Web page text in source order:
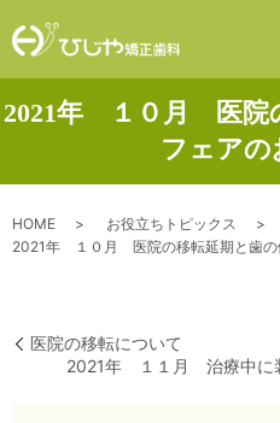
2021年 １０月 医院
フェアの
HOME お役立ちトピックス
2021年 １０月 医院の移転延期と歯の
医院の移転について
2021年 １１月 治療中に